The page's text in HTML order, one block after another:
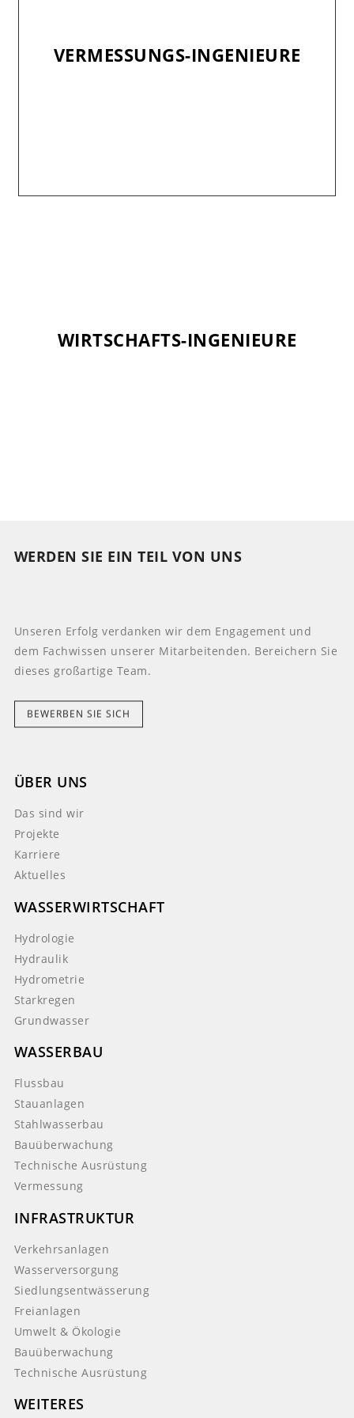
VERMESSUNGS-INGENIEURE
VERMESSUNGS-INGENIEURE
WIRTSCHAFTS-INGENIEURE
WIRTSCHAFTS-INGENIEURE
WERDEN SIE EIN TEIL VON UNS
Unseren Erfolg verdanken wir dem Engagement und
dem Fachwissen unserer Mitarbeitenden. Bereichern Sie
dieses großartige Team.
BEWERBEN SIE SICH
ÜBER UNS
Das sind wir
Projekte
Karriere
Aktuelles
WASSERWIRTSCHAFT
Hydrologie
Hydraulik
Hydrometrie
Starkregen
Grundwasser
WASSERBAU
Flussbau
Stauanlagen
Stahlwasserbau
Bauüberwachung
Technische Ausrüstung
Vermessung
INFRASTRUKTUR
Verkehrsanlagen
Wasserversorgung
Siedlungsentwässerung
Freianlagen
Umwelt & Ökologie
Bauüberwachung
Technische Ausrüstung
WEITERES